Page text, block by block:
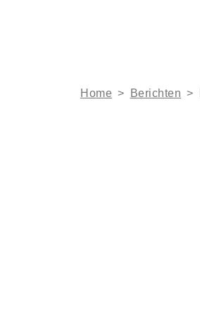
Home > Berichten >